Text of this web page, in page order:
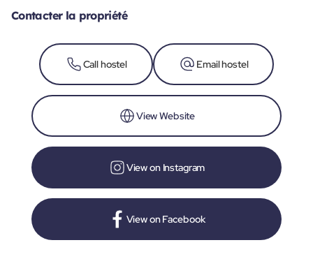
Contacter la propriété
Call hostel Email hostel
View Website
View on Instagram
View on Facebook